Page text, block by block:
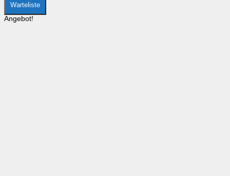
Warteliste
Angebot!